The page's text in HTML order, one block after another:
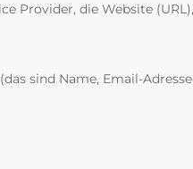
die Website
sind Name, Email-